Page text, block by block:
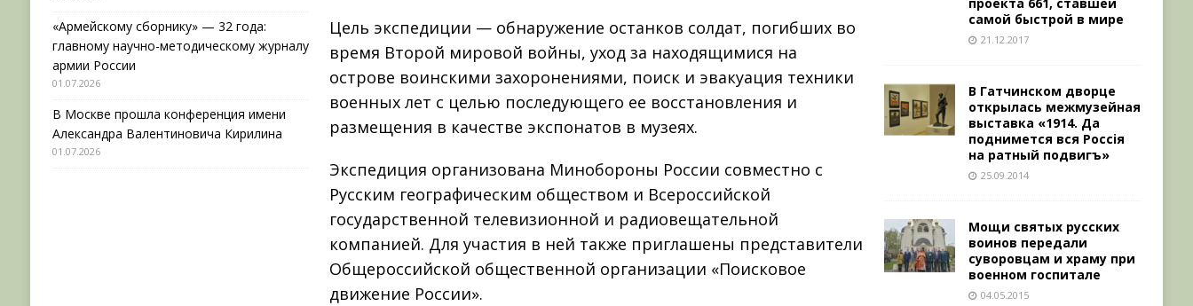
Цель экспедиции — обнаружение останков солдат, погибших во
время Второй мировой войны, уход за находящимися на
острове воинскими захоронениями, поиск и эвакуация техники
военных лет с целью последующего ее восстановления и
размещения в качестве экспонатов в музеях.
Экспедиция организована Минобороны России совместно с
Русским географическим обществом и Всероссийской
государственной телевизионной и радиовещательной
компанией. Для участия в ней также приглашены представители
Общероссийской общественной организации «Поисковое
движение России».
«Армейскому сборнику» — 32 года:
главному научно-методическому журналу
армии России
01.07.2026
В Москве прошла конференция имени
Александра Валентиновича Кирилина
01.07.2026
самой быстрой в мире
21.12.2017
В Гатчинском дворце
открылась межмузейная
выставка «1914. Да
поднимется вся Россiя
на ратный подвигъ»
25.09.2014
Мощи святых русских
воинов передали
суворовцам и храму при
военном госпитале
04.05.2015